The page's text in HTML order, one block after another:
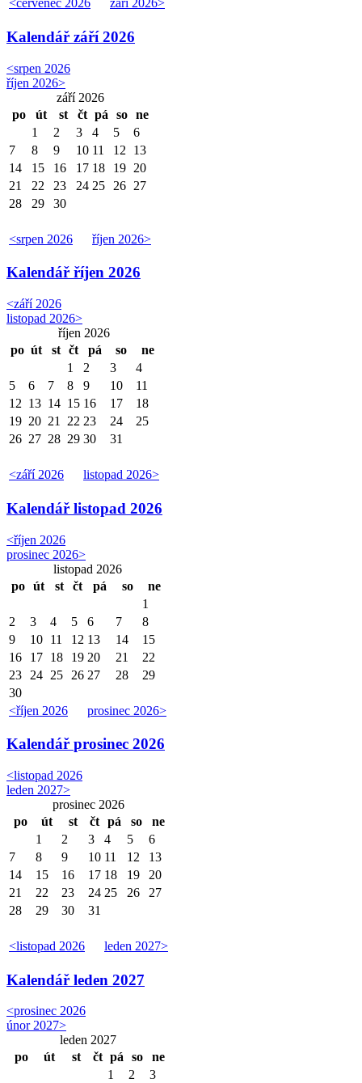
<červenec 2026 září 2026>
Kalendář září 2026
<srpen 2026
říjen 2026>
září 2026
po
út st čt pá so ne
<srpen 2026 říjen 2026>
1 2 3 4 5
6
7
8 9 10 11 12
13
14
15 16 17 18 19 20
21
22 23 24 25 26 27
28
29 30
Kalendář říjen 2026
<září 2026
listopad 2026>
říjen 2026
po út st čt pá so ne
<září 2026 listopad 2026>
1 2 3
4
5
6 7 8 9 10
11
12 13 14 15 16 17
18
19 20 21 22 23 24
25
26 27 28 29 30 31
Kalendář listopad 2026
<říjen 2026
prosinec 2026>
listopad 2026
po
út st čt pá so ne
<říjen 2026 prosinec 2026>
1
2
3 4 5 6 7
8
9
10 11 12 13 14
15
16
17 18 19 20 21
22
23
24 25 26 27 28
29
30
Kalendář prosinec 2026
<listopad 2026
leden 2027>
prosinec 2026
po
út st čt pá so ne
<listopad 2026 leden 2027>
1 2 3 4 5
6
7
8 9 10 11 12
13
14
15 16 17 18 19
20
21
22 23 24 25 26
27
28
29 30 31
Kalendář leden 2027
<prosinec 2026
únor 2027>
leden 2027
po
út st čt pá so ne
1 2
3